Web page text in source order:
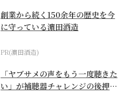
創業から続く150余年の歴史を今
に守っている濵田酒造
PR(濵田酒造)
「ヤブサメの声をもう一度聴きた
い」が補聴器チャレンジの後押し